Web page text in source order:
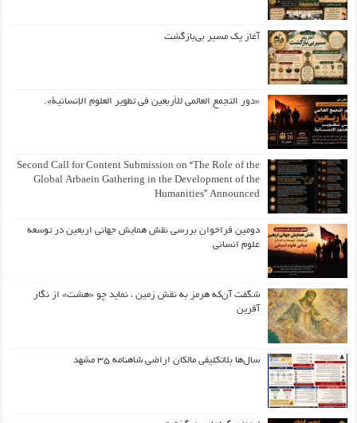
آغاز یک مسیر بی‌بازگشت
«دور التجمع العالمي للأربعين في تطوير العلوم الإنسانية».
Second Call for Content Submission on “The Role of the
Global Arbaein Gathering in the Development of the
Humanities” Announced
دومین فراخوان بررسی نقش همایش جهانی اربعین در توسعه
علوم انسانی
شگفت آن‌که هرمز به نقش زمین ، نماید چو «هشت» از نگار
آفرین
سال‌ها بلاتکلیفی مالکان اراضی شاهنامه ۳۵ مشهد